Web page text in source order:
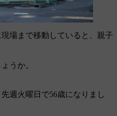
場まで移動していると、親子
うか。
週火曜日で56歳になりまし